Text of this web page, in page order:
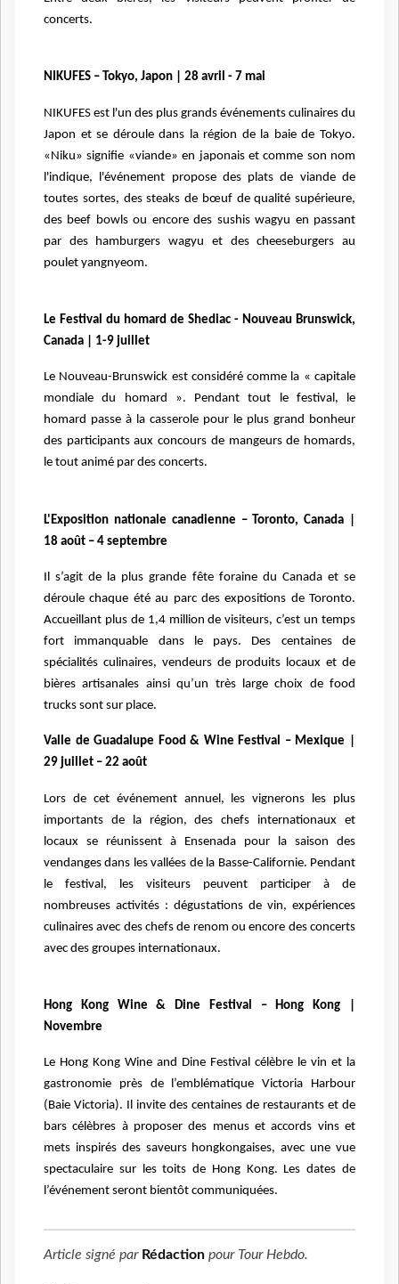
concerts.
NIKUFES – Tokyo, Japon | 28 avril - 7 mai
NIKUFES est l'un des plus grands événements culinaires du
Japon et se déroule dans la région de la baie de Tokyo.
«Niku» signifie «viande» en japonais et comme son nom
l'indique, l'événement propose des plats de viande de
toutes sortes, des steaks de bœuf de qualité supérieure,
des beef bowls ou encore des sushis wagyu en passant
par des hamburgers wagyu et des cheeseburgers au
poulet yangnyeom.
Le Festival du homard de Shediac - Nouveau Brunswick,
Canada | 1-9 juillet
Le Nouveau-Brunswick est considéré comme la « capitale
mondiale du homard ». Pendant tout le festival, le
homard passe à la casserole pour le plus grand bonheur
des participants aux concours de mangeurs de homards,
le tout animé par des concerts.
L'Exposition nationale canadienne – Toronto, Canada |
18 août – 4 septembre
Il s’agit de la plus grande fête foraine du Canada et se
déroule chaque été au parc des expositions de Toronto.
Accueillant plus de 1,4 million de visiteurs, c’est un temps
fort immanquable dans le pays. Des centaines de
spécialités culinaires, vendeurs de produits locaux et de
bières artisanales ainsi qu’un très large choix de food
trucks sont sur place.
Valle de Guadalupe Food & Wine Festival – Mexique |
29 juillet – 22 août
Lors de cet événement annuel, les vignerons les plus
importants de la région, des chefs internationaux et
locaux se réunissent à Ensenada pour la saison des
vendanges dans les vallées de la Basse-Californie. Pendant
le festival, les visiteurs peuvent participer à de
nombreuses activités : dégustations de vin, expériences
culinaires avec des chefs de renom ou encore des concerts
avec des groupes internationaux.
Hong Kong Wine & Dine Festival – Hong Kong |
Novembre
Le Hong Kong Wine and Dine Festival célèbre le vin et la
gastronomie près de l’emblématique Victoria Harbour
(Baie Victoria). Il invite des centaines de restaurants et de
bars célèbres à proposer des menus et accords vins et
mets inspirés des saveurs hongkongaises, avec une vue
spectaculaire sur les toits de Hong Kong. Les dates de
l’événement seront bientôt communiquées.
Article signé par Rédaction pour Tour Hebdo.